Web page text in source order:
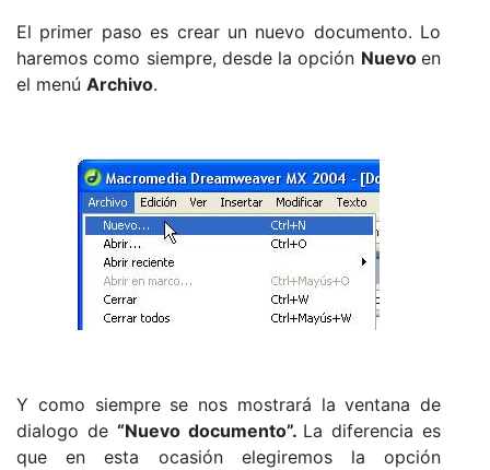
El primer paso es crear un nuevo documento. Lo
haremos como siempre, desde la opción Nuevoen
el menú Archivo.
Y como siempre se nos mostrará la ventana de
dialogo de “Nuevo documento”. La diferencia es
que en esta ocasión elegiremos la opción